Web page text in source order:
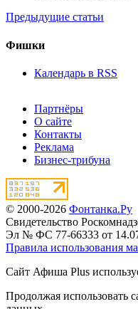
Предыдущие статьи
Фишки
Календарь в RSS
Партнёры
О сайте
Контакты
Реклама
Бизнес-трибуна
© 2000-2026 Фонтанка.Ру
Свидетельство
Эл № ФС 77-66333 от
Правила использования
Сайт Афиша Plus
Продолжая использовать